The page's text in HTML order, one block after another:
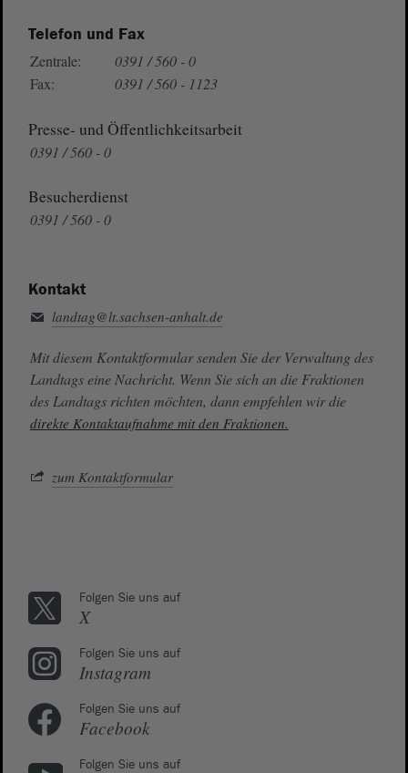
Telefon und Fax
Zentrale:
0391 / 560 - 0
Fax:
0391 / 560 - 1123
Presse- und Öffentlichkeitsarbeit
0391 / 560 - 0
Besucherdienst
0391 / 560 - 0
Kontakt
landtag@lt.sachsen-anhalt.de
Mit diesem Kontaktformular senden Sie der Verwaltung des
Landtags eine Nachricht. Wenn Sie sich an die Fraktionen
des Landtags richten möchten, dann empfehlen wir die
direkte Kontaktaufnahme mit den Fraktionen.
zum Kontaktformular
Folgen Sie uns auf
X
Folgen Sie uns auf
Instagram
Folgen Sie uns auf
Facebook
Folgen Sie uns auf